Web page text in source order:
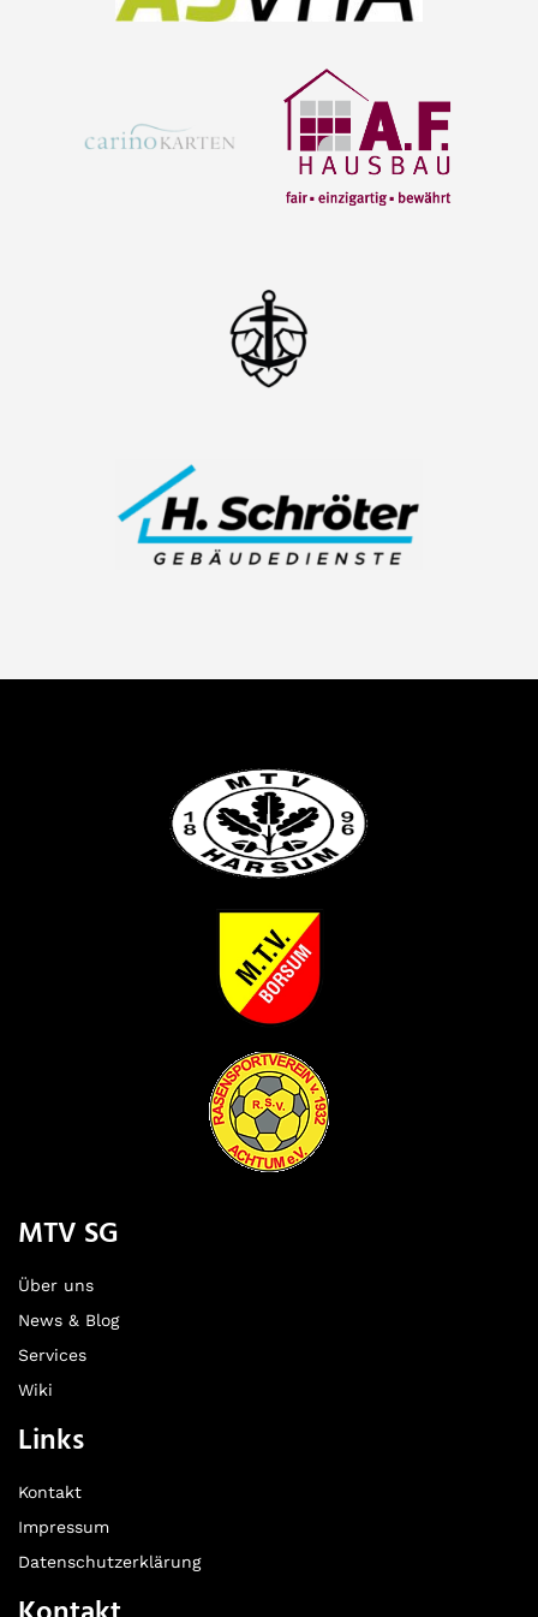
MTV SG
Über uns
News & Blog
Services
Wiki
Links
Kontakt
Impressum
Datenschutzerklärung